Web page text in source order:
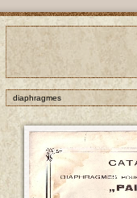
diaphragmes